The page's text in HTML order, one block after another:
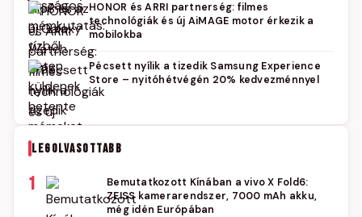
HONOR és ARRI partnerség: filmes
technológiák és új AiMAGE motor érkezik a
mobilokba
Pécsett nyílik a tizedik Samsung Experience
Store – nyitóhétvégén 20% kedvezménnyel
LEGOLVASOTTABB
1
Bemutatkozott Kínában a vivo X Fold6:
ZEISS kamerarendszer, 7000 mAh akku,
még idén Európában